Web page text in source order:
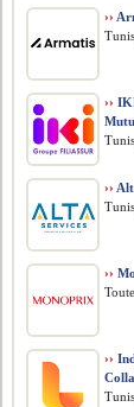
››
››
››
››
››